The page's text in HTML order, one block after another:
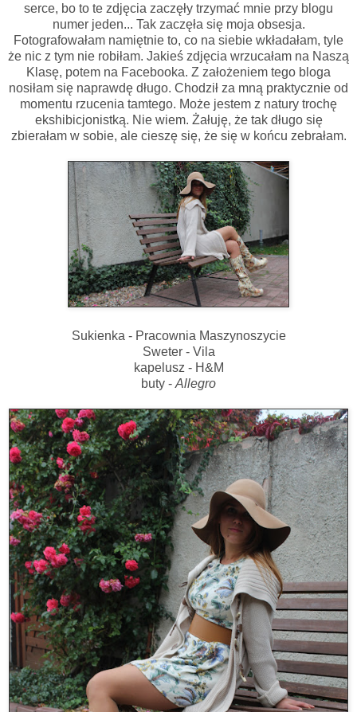
serce, bo to te zdjęcia zaczęły trzymać mnie przy blogu
numer jeden... Tak zaczęła się moja obsesja.
Fotografowałam namiętnie to, co na siebie wkładałam, tyle
że nic z tym nie robiłam. Jakieś zdjęcia wrzucałam na Naszą
Klasę, potem na Facebooka. Z założeniem tego bloga
nosiłam się naprawdę długo. Chodził za mną praktycznie od
momentu rzucenia tamtego. Może jestem z natury trochę
ekshibicjonistką. Nie wiem. Żałuję, że tak długo się
zbierałam w sobie, ale cieszę się, że się w końcu zebrałam.
Sukienka - Pracownia Maszynoszycie
Sweter - Vila
kapelusz - H&M
buty - Allegro